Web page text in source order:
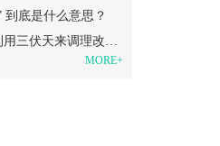
到底是什么意思？
肾阳虚人群该如何利用三伏天来调理改善呢？
MORE+